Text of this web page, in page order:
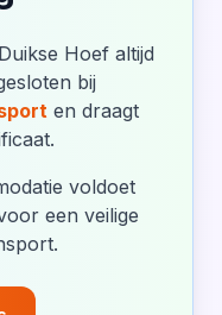
Hoef altijd
bij
en draagt
voldoet
een veilige